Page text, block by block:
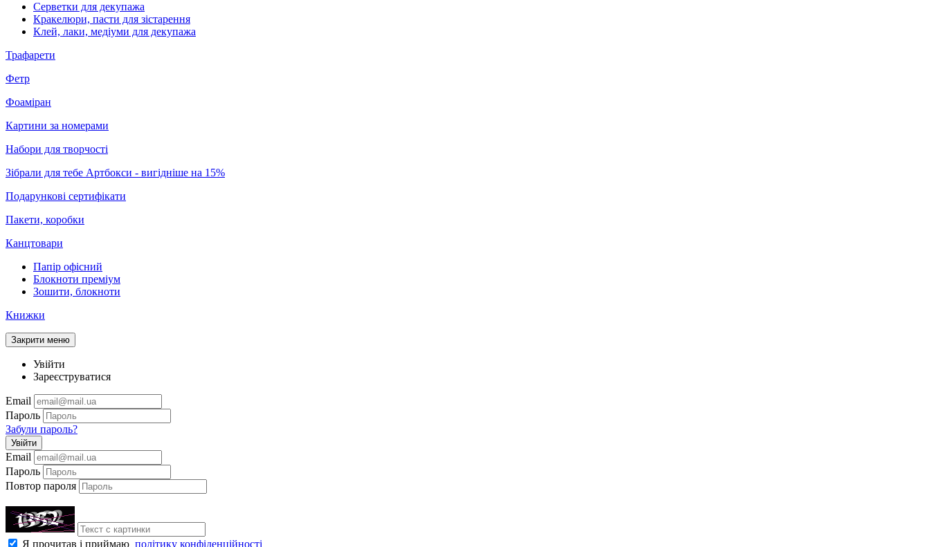
Серветки для декупажа
Кракелюри, пасти для зістарення
Клей, лаки, медіуми для декупажа
Трафарети
Фетр
Фоаміран
Картини за номерами
Набори для творчості
Зібрали для тебе Артбокси - вигідніше на 15%
Подарункові сертифікати
Пакети, коробки
Канцтовари
Папір офісний
Блокноти преміум
Зошити, блокноти
Книжки
Закрити меню
Увійти
Зареєструватися
Email
Пароль
Забули пароль?
Увійти
Email
Пароль
Повтор пароля
Я прочитав і приймаю політику конфіденційності